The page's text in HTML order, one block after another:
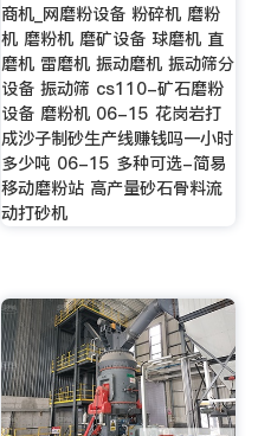
商机_网磨粉设备 粉碎机 磨粉
机 磨粉机 磨矿设备 球磨机 直
磨机 雷磨机 振动磨机 振动筛分
设备 振动筛 cs110-矿石磨粉
设备 磨粉机 06-15 花岗岩打
成沙子制砂生产线赚钱吗一小时
多少吨 06-15 多种可选-简易
移动磨粉站 高产量砂石骨料流
动打砂机